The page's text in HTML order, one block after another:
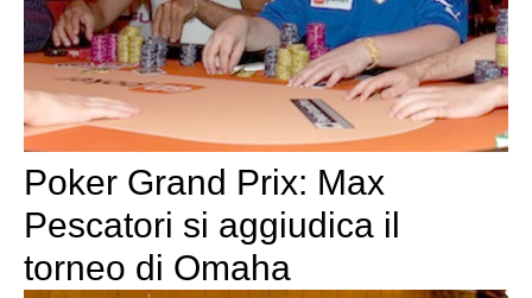
Poker Grand Prix: Max
Pescatori si aggiudica il
torneo di Omaha